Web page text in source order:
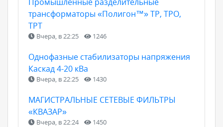
трансформаторы «Полигон™» ТР, ТРО,
ТРТ
Вчера, в 22:25 1246
Однофазные стабилизаторы напряжения
Каскад 4-20 кВа
Вчера, в 22:25 1430
МАГИСТРАЛЬНЫЕ СЕТЕВЫЕ ФИЛЬТРЫ
«КВАЗАР»
Вчера, в 22:24 1450